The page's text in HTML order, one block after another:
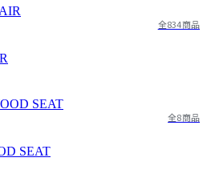
全834商品
全8商品
SEAT